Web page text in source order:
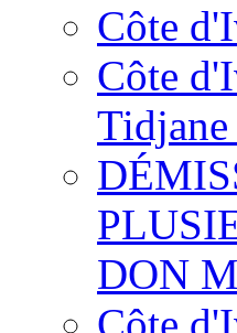
Côte
Côte
DON
Côte